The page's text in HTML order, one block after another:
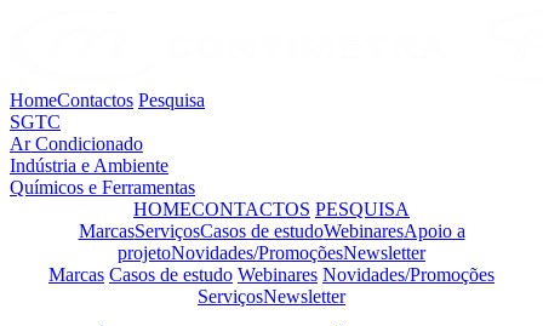
HomeContactos Pesquisa
SGTC
Ar Condicionado
Indústria e Ambiente
Químicos e Ferramentas
HOMECONTACTOS PESQUISA
MarcasServiçosCasos de estudoWebinaresApoio a
projetoNovidades/PromoçõesNewsletter
Marcas Casos de estudo Webinares Novidades/Promoções
ServiçosNewsletter